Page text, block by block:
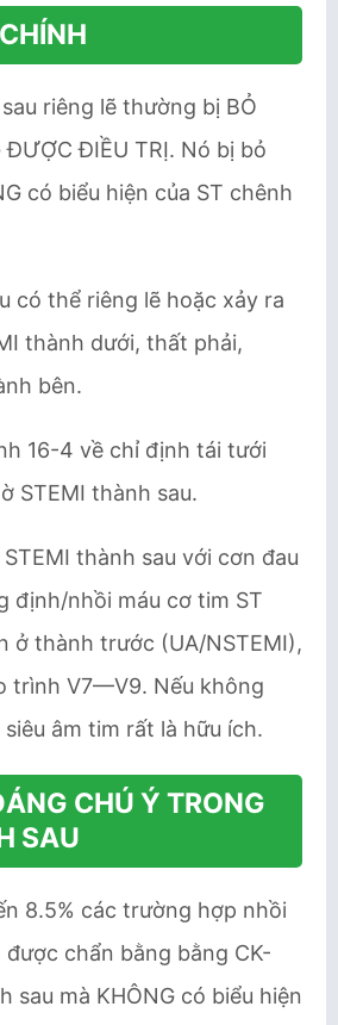
riêng lẽ thường bị BỎ
ĐƯỢC ĐIỀU TRỊ. Nó bị bỏ
có biểu hiện của ST chênh
có thể riêng lẽ hoặc xảy ra
thành dưới, thất phải,
bên.
16-4 về chỉ định tái tưới
STEMI thành sau.
thành sau với cơn đau
định/nhồi máu cơ tim ST
ở thành trước (UA/NSTEMI),
trình V7—V9. Nếu không
âm tim rất là hữu ích.
CHÚ Ý TRONG
SAU
8.5% các trường hợp nhồi
chẩn bằng bằng CK-
sau mà KHÔNG có biểu hiện